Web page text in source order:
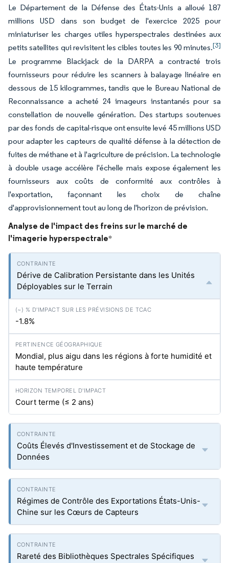
Le Département de la Défense des États-Unis a alloué 187
millions USD dans son budget de l'exercice 2025 pour
miniaturiser les charges utiles hyperspectrales destinées aux
petits satellites qui revisitent les cibles toutes les 90 minutes.[3]
Le programme Blackjack de la DARPA a contracté trois
fournisseurs pour réduire les scanners à balayage linéaire en
dessous de 15 kilogrammes, tandis que le Bureau National de
Reconnaissance a acheté 24 imageurs instantanés pour sa
constellation de nouvelle génération. Des startups soutenues
par des fonds de capital-risque ont ensuite levé 45 millions USD
pour adapter les capteurs de qualité défense à la détection de
fuites de méthane et à l'agriculture de précision. La technologie
à double usage accélère l'échelle mais expose également les
fournisseurs aux coûts de conformité aux contrôles à
l'exportation, façonnant les choix de chaîne
d'approvisionnement tout au long de l'horizon de prévision.
Analyse de l'impact des freins sur le marché de
l'imagerie hyperspectrale*
Dérive de Calibration Persistante dans les Unités
Déployables sur le Terrain
-1.8%
Mondial, plus aigu dans les régions à forte humidité et
haute température
Court terme (≤ 2 ans)
Coûts Élevés d'Investissement et de Stockage de
Données
Régimes de Contrôle des Exportations États-Unis-
Chine sur les Cœurs de Capteurs
Rareté des Bibliothèques Spectrales Spécifiques